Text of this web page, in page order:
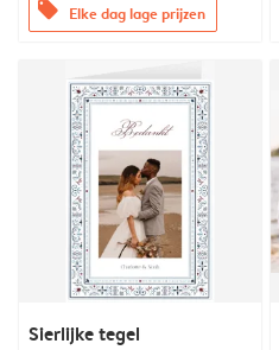
offers Elke dag lage prijzen
Sierlijke tegel